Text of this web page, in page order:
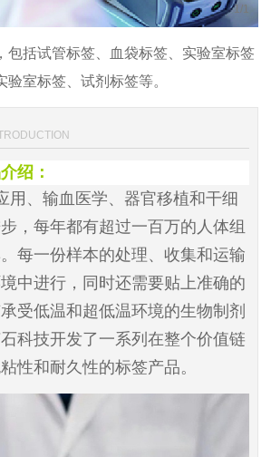
1 /1
包括试管标签、血袋标签、实验室标签
室标签、试剂标签等。
绍：
用、输血医学、器官移植和干细
，每年都有超过一百万的人体组
每一份样本的处理、收集和运输
中进行，同时还需要贴上准确的
受低温和超低温环境的生物制剂
科技开发了一系列在整个价值链
性和耐久性的标签产品。